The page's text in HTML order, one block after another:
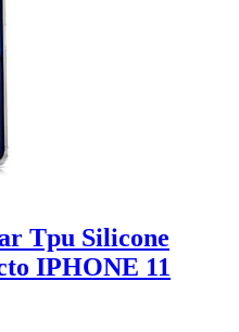
Tpu Silicone
IPHONE 11